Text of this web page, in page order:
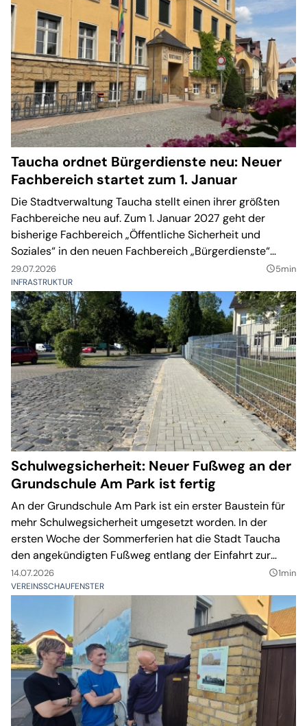
Taucha ordnet Bürgerdienste neu: Neuer
Fachbereich startet zum 1. Januar
Die Stadtverwaltung Taucha stellt einen ihrer größten
Fachbereiche neu auf. Zum 1. Januar 2027 geht der
bisherige Fachbereich „Öffentliche Sicherheit und
Soziales“ in den neuen Fachbereich „Bürgerdienste“
über. Die Leitung soll ebenfalls zum Jahresbeginn neu
besetzt werden.
29.07.2026 query_builder5min
INFRASTRUKTUR
Schulwegsicherheit: Neuer Fußweg an der
Grundschule Am Park ist fertig
An der Grundschule Am Park ist ein erster Baustein für
mehr Schulwegsicherheit umgesetzt worden. In der
ersten Woche der Sommerferien hat die Stadt Taucha
den angekündigten Fußweg entlang der Einfahrt zur
Festwiese baulich hergestellt. Ein Bordstein trennt den
Gehweg nun von der Fahrbahn, zugleich wurde die
14.07.2026 query_builder1min
VEREINSSCHAUFENSTER